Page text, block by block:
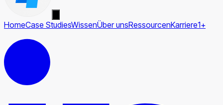
HomeCase StudiesWissenÜber unsRessourcenKarriere1+